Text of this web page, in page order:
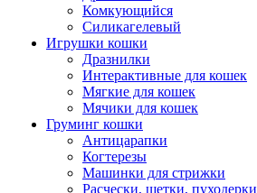
Комкующийся
Силикагелевый
Игрушки кошки
Дразнилки
Интерактивные для кошек
Мягкие для кошек
Мячики для кошек
Груминг кошки
Антицарапки
Когтерезы
Машинки для стрижки
Расчески, щетки, пуходерки